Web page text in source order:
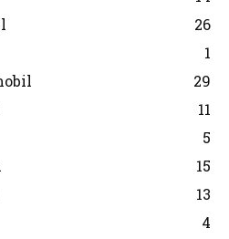
26
1
29
11
5
15
13
4